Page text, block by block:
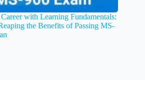
with Learning Fundamentals:
the Benefits of Passing MS-